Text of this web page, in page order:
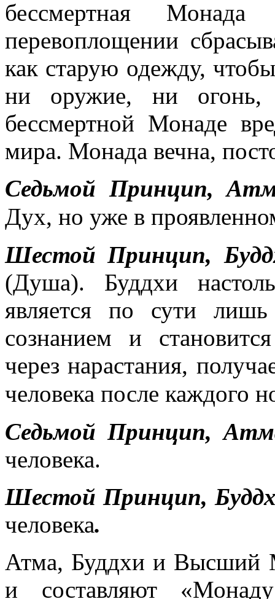
бессмертная
перевоплощении
как старую одежду,
ни оружие, ни огонь,
бессмертной Монаде
мира. Монада вечна,
Седьмой Принцип,
Дух, но уже в
Шестой Принцип,
(Душа). Буддхи
является по сути
сознанием и
через нарастания,
человека после каждого
Седьмой Принцип,
человека.
Шестой Принцип,
человека.
Атма, Буддхи и Высший
и составляют